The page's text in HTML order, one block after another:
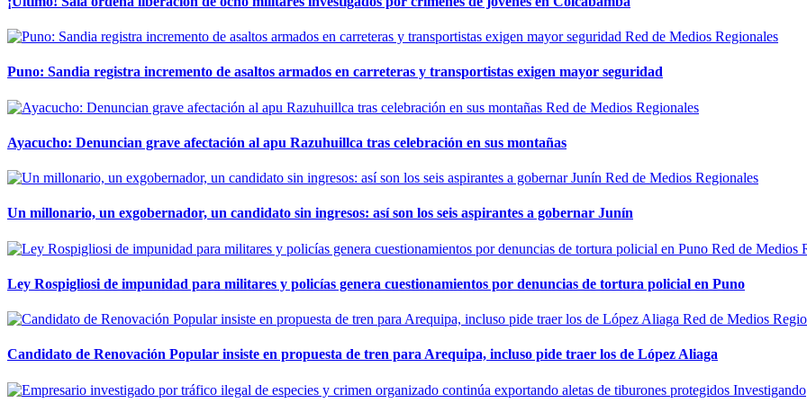
Red de Medios Regionales
Puno: Sandia registra incremento de asaltos armados en carreteras y transportistas exigen mayor seguridad
Red de Medios Regionales
Ayacucho: Denuncian grave afectación al apu Razuhuillca tras celebración en sus montañas
Red de Medios Regionales
Un millonario, un exgobernador, un candidato sin ingresos: así son los seis aspirantes a gobernar Junín
Red de Medios
Ley Rospigliosi de impunidad para militares y policías genera cuestionamientos por denuncias de tortura policial en Puno
Red de Medios
Candidato de Renovación Popular insiste en propuesta de tren para Arequipa, incluso pide traer los de López Aliaga
Investigando